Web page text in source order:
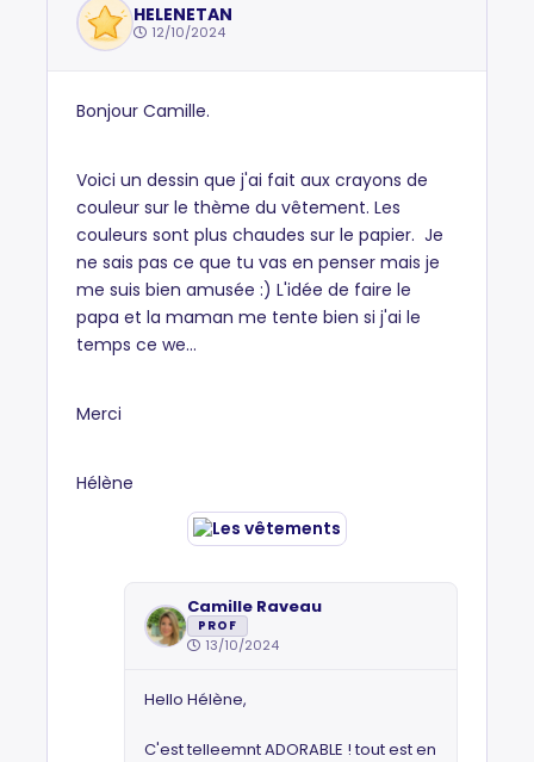
HELENETAN
12/10/2024
Bonjour Camille.
Voici un dessin que j'ai fait aux crayons de
couleur sur le thème du vêtement. Les
couleurs sont plus chaudes sur le papier. Je
ne sais pas ce que tu vas en penser mais je
me suis bien amusée :) L'idée de faire le
papa et la maman me tente bien si j'ai le
temps ce we...
Merci
Hélène
Camille Raveau
PROF
13/10/2024
Hello Hélène,
C'est telleemnt ADORABLE ! tout est en